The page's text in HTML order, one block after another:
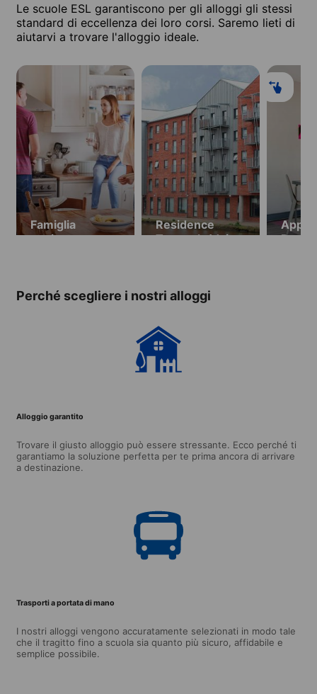
Le scuole ESL garantiscono per gli alloggi gli stessi
standard di eccellenza dei loro corsi. Saremo lieti di
aiutarvi a trovare l'alloggio ideale.
Famiglia
ospitante
Residence
Towpath (dai 18
Perché scegliere i nostri alloggi
Alloggio garantito
Trovare il giusto alloggio può essere stressante. Ecco perché ti
garantiamo la soluzione perfetta per te prima ancora di arrivare
a destinazione.
Trasporti a portata di mano
I nostri alloggi vengono accuratamente selezionati in modo tale
che il tragitto fino a scuola sia quanto più sicuro, affidabile e
semplice possibile.